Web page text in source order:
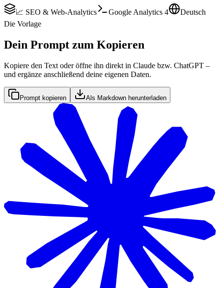
📈 SEO & Web-Analytics Google Analytics 4
Deutsch
Die Vorlage
Dein Prompt zum Kopieren
Kopiere den Text oder öffne ihn direkt in Claude bzw. ChatGPT –
und ergänze anschließend deine eigenen Daten.
Prompt kopieren Als Markdown herunterladen